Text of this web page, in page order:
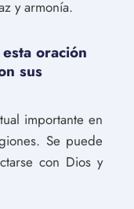
y armonía.
oración
sus
importante en
Se puede
con Dios y